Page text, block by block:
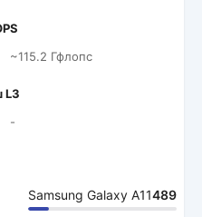
~115.2 Гфлопс
L3
-
Samsung Galaxy A11489